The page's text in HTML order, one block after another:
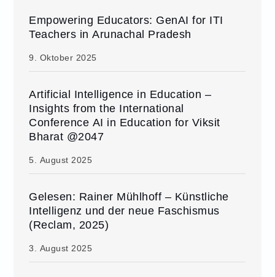
Empowering Educators: GenAI for ITI
Teachers in Arunachal Pradesh
9. Oktober 2025
Artificial Intelligence in Education –
Insights from the International
Conference AI in Education for Viksit
Bharat @2047
5. August 2025
Gelesen: Rainer Mühlhoff – Künstliche
Intelligenz und der neue Faschismus
(Reclam, 2025)
3. August 2025